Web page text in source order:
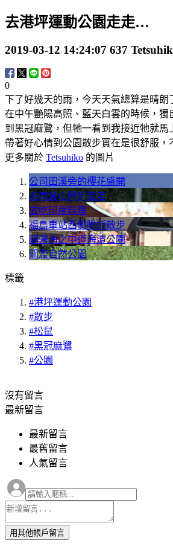
去港坪運動公園走走…
2019-03-12 14:24:07 637
0
下了好幾天的雨，今天天氣總算是晴
在中午艷陽高照、藍天白雲的時候，
到黑冠麻鷺，但牠一看到我接近牠就
帶著好心情到公園散步實在是很舒服
更多關於 Tetsuhiko 的圖片
公司田溪旁的櫻花盛開
去高倉山附近走走
去吃印度料理
福島車站西側附近散步
國營海之中道海濱公園
關渡自然公園
標籤
#港坪運動公園
#散步
#松鼠
#黑冠麻鷺
#公園
沒有留言
最新留言
最新留言
最舊留言
人氣留言
用其他帳戶留言